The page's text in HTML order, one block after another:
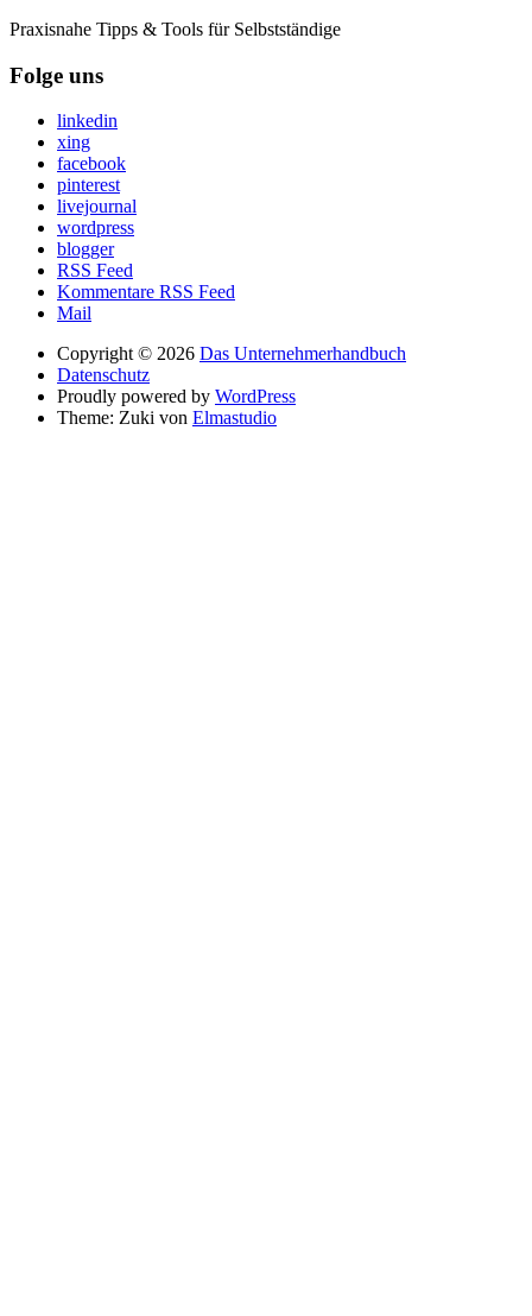
Praxisnahe Tipps & Tools für Selbstständige
Folge uns
linkedin
xing
facebook
pinterest
livejournal
wordpress
blogger
RSS Feed
Kommentare RSS Feed
Mail
Copyright © 2026 Das Unternehmerhandbuch
Datenschutz
Proudly powered by WordPress
Theme: Zuki von Elmastudio